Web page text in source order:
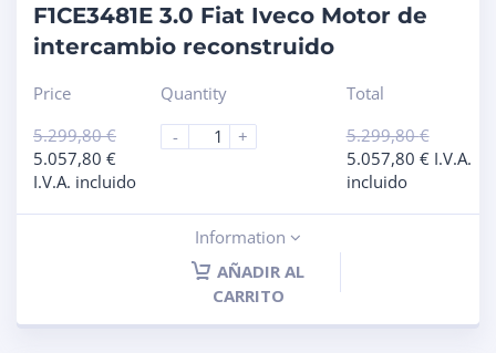
F1CE3481E 3.0 Fiat Iveco Motor de
intercambio reconstruido
Price
5.299,80€
5.057,80 €
I.V.A. incluido
Quantity
-
+
Total
5.299,80€
5.057,80 € I.V.A.
incluido
Information
AÑADIR AL
CARRITO